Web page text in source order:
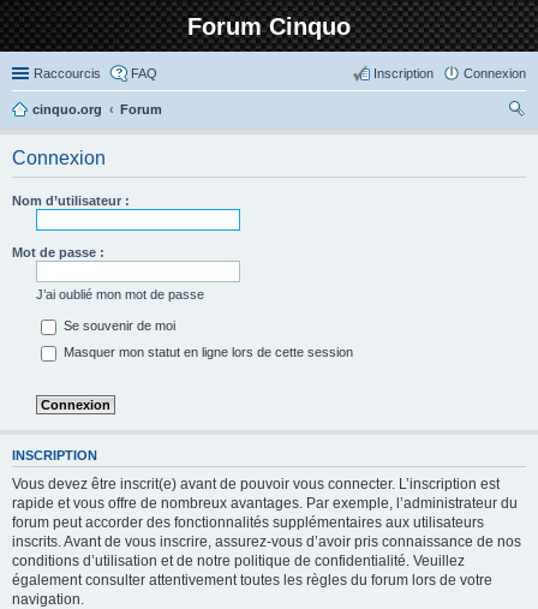
Forum Cinquo
Raccourcis FAQ Connexion
Inscription
cinquo.org
Forum
Connexion
Nom d’utilisateur :
Mot de passe :
J’ai oublié mon mot de passe
Se souvenir de moi
Masquer mon statut en ligne lors de cette session
INSCRIPTION
Vous devez être inscrit(e) avant de pouvoir vous connecter. L’inscription est
rapide et vous offre de nombreux avantages. Par exemple, l’administrateur du
forum peut accorder des fonctionnalités supplémentaires aux utilisateurs
inscrits. Avant de vous inscrire, assurez-vous d’avoir pris connaissance de nos
conditions d’utilisation et de notre politique de confidentialité. Veuillez
également consulter attentivement toutes les règles du forum lors de votre
navigation.